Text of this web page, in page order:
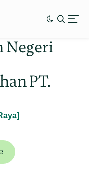
Negeri
PT.